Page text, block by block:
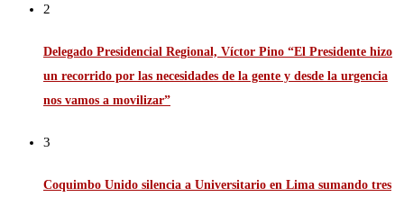
2
Delegado Presidencial Regional, Víctor Pino “El Presidente hizo
un recorrido por las necesidades de la gente y desde la urgencia
nos vamos a movilizar”
3
Coquimbo Unido silencia a Universitario en Lima sumando tres